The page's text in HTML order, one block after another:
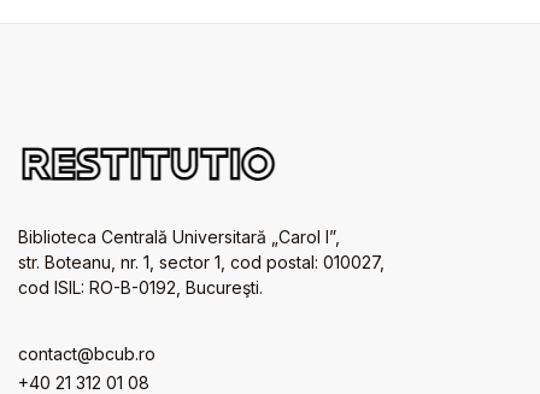
Biblioteca Centrală Universitară „Carol I”,
str. Boteanu, nr. 1, sector 1, cod postal: 010027,
cod ISIL: RO-B-0192, Bucureşti.
contact@bcub.ro
+40 21 312 01 08